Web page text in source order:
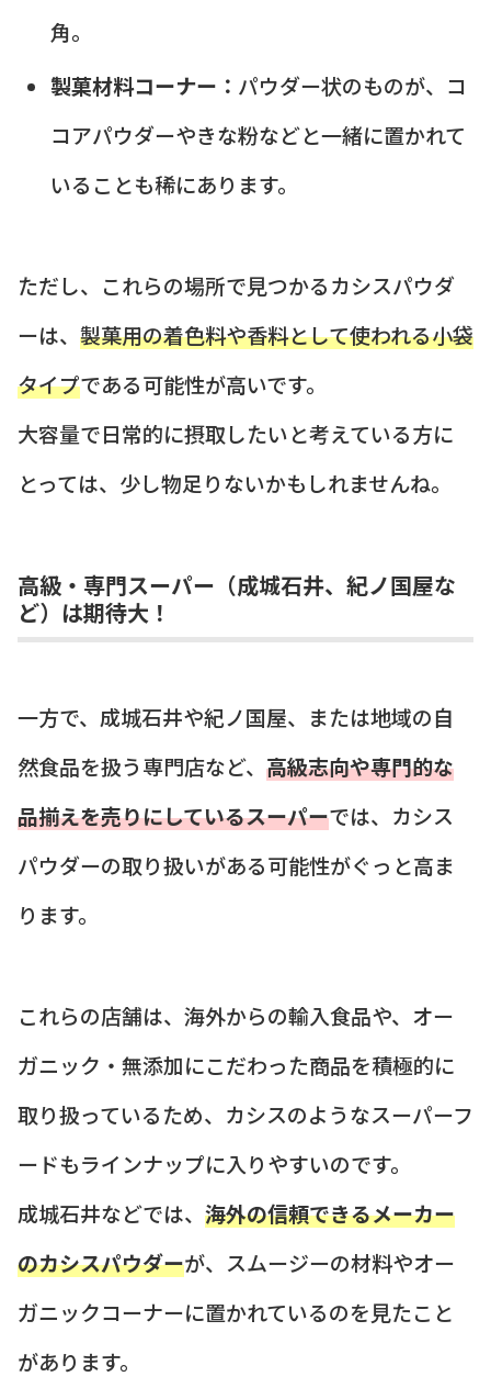
角。
製菓材料コーナー： パウダー状のものが、コ
コアパウダーやきな粉などと一緒に置かれて
いることも稀にあります。
ただし、これらの場所で見つかるカシスパウダ
ーは、 製菓用の着色料や香料として使われる小袋
タイプである可能性が高いです。
大容量で日常的に摂取したいと考えている方に
とっては、少し物足りないかもしれませんね。
高級・専門スーパー（成城石井、紀ノ国屋な
ど）は期待大！
一方で、成城石井や紀ノ国屋、または地域の自
然食品を扱う専門店など、 高級志向や専門的な
品揃えを売りにしているスーパーでは、カシス
パウダーの取り扱いがある可能性がぐっと高ま
ります。
これらの店舗は、海外からの輸入食品や、オー
ガニック・無添加にこだわった商品を積極的に
取り扱っているため、カシスのようなスーパーフ
ードもラインナップに入りやすいのです。
成城石井などでは、 海外の信頼できるメーカー
のカシスパウダーが、スムージーの材料やオー
ガニックコーナーに置かれているのを見たこと
があります。